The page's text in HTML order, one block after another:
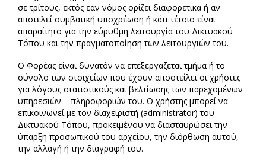
σε τρίτους, εκτός εάν νόμος ορίζει διαφορετικά ή αν
αποτελεί συμβατική υποχρέωση ή κάτι τέτοιο είναι
απαραίτητο για την εύρυθμη λειτουργία του Δικτυακού
Τόπου και την πραγματοποίηση των λειτουργιών του.
Ο Φορέας είναι δυνατόν να επεξεργάζεται τμήμα ή το
σύνολο των στοιχείων που έχουν αποστείλει οι χρήστες
για λόγους στατιστικούς και βελτίωσης των παρεχομένων
υπηρεσιών – πληροφοριών του. Ο χρήστης μπορεί να
επικοινωνεί με τον διαχειριστή (administrator) του
Δικτυακού Τόπου, προκειμένου να διασταυρώσει την
ύπαρξη προσωπικού του αρχείου, την διόρθωση αυτού,
την αλλαγή ή την διαγραφή του.